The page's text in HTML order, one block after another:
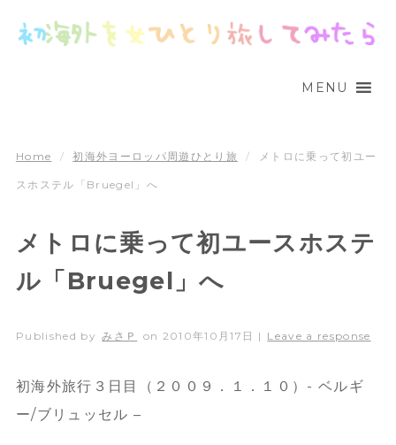
MENU
Home / 初海外ヨーロッパ周遊ひとり旅 / メトロに乗って初ユー
スホステル「Bruegel」へ
メトロに乗って初ユースホステ
ル「Bruegel」へ
Published by みさＰ on 2010年10月17日 | Leave a response
初海外旅行３日目（２００９．１．１０）- ベルギ
ー/ブリュッセル –